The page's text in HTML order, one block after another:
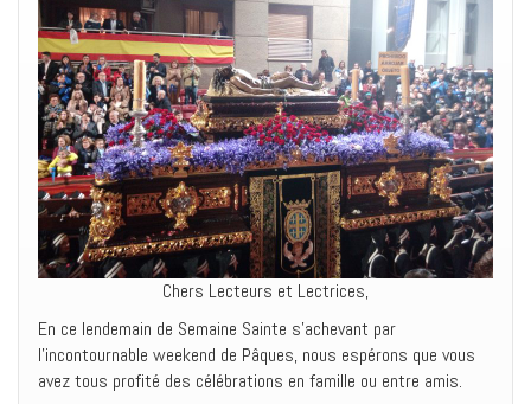
Chers Lecteurs et Lectrices,
En ce lendemain de Semaine Sainte s’achevant par
l’incontournable weekend de Pâques, nous espérons que vous
avez tous profité des célébrations en famille ou entre amis.